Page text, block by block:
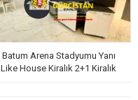
Batum Arena Stadyumu Yanı
Like House Kiralık 2+1 Kiralık